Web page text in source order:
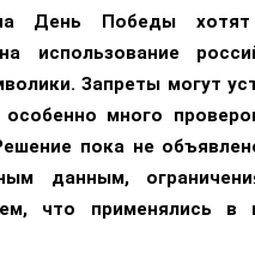
День Победы хотят
использование
Запреты могут
много
пока не
данным,
что применялись в